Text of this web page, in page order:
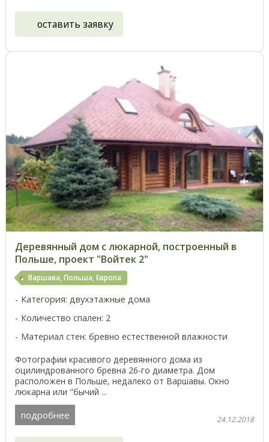
оставить заявку
Деревянный дом с люкарной, построенный в
Польше, проект "Войтек 2"
Варшава, Польша, Европа
Категория: двухэтажные дома
Количество спален: 2
Материал стен: бревно естественной влажности
Фотографии красивого деревянного дома из
оцилиндрованного бревна 26-го диаметра. Дом
расположен в Польше, недалеко от Варшавы. Окно
люкарна или "бычий ...
подробнее 24.12.2018